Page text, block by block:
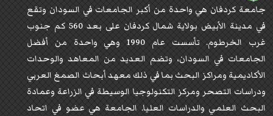
جامعة كردفان هي واحدة من أكبر الجامعات في السودان وتقع
في مدينة الأبيض بولاية شمال كردفان على بعد 560 كم جنوب
غرب الخرطوم. تأسست عام 1990 وهي واحدة من أفضل
الجامعات في السودان، وتضم العديد من المعاهد والوحدات
الأكاديمية ومراكز البحث بما في ذلك معهد أبحاث الصمغ العربي
ودراسات التصحر ومركز التكنولوجيا الوسيطة في الزراعة وعمادة
البحث العلمي والدراسات العليا. الجامعة هي عضو في اتحاد